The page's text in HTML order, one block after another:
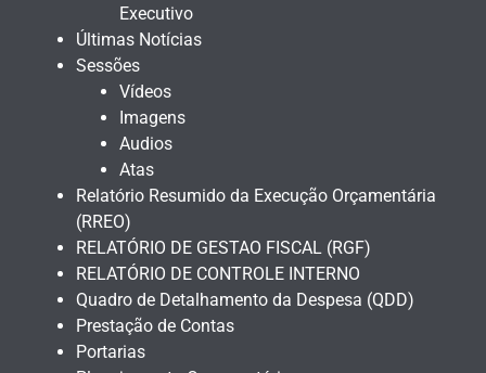
Executivo
Últimas Notícias
Sessões
Vídeos
Imagens
Audios
Atas
Relatório Resumido da Execução Orçamentária
(RREO)
RELATÓRIO DE GESTAO FISCAL (RGF)
RELATÓRIO DE CONTROLE INTERNO
Quadro de Detalhamento da Despesa (QDD)
Prestação de Contas
Portarias